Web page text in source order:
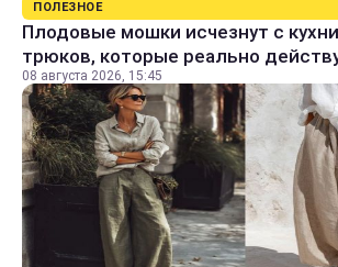
ПОЛЕЗНОЕ
Плодовые мошки исчезнут с
трюков, которые реально
08 августа 2026, 15:45